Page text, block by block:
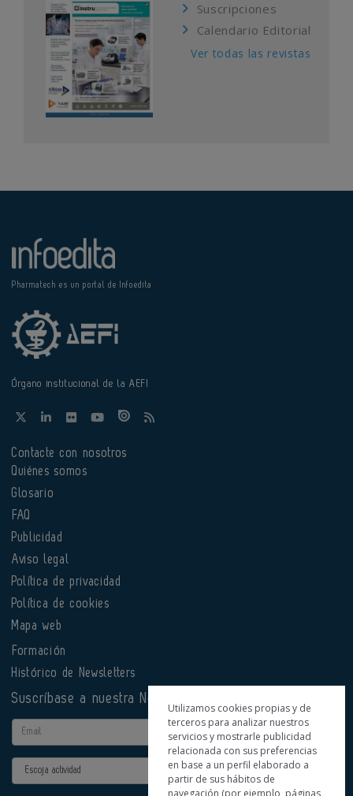
Suscripciones
Calendario Editorial
Ver todas las revistas
Pharmatech es un portal de Infoedita
Órgano institucional de la AEFI
Contacte con nosotros
Quiénes somos
Glosario
FAQ
Publicidad
Aviso legal
Política de privacidad
Política de cookies
Mapa web
Formación
Histórico de Newsletters
Suscríbase a nuestra Newsletter
Email
Actividad
Utilizamos cookies propias y de
terceros para analizar nuestros
servicios y mostrarle publicidad
relacionada con sus preferencias
en base a un perfil elaborado a
partir de sus hábitos de
navegación (por ejemplo, páginas